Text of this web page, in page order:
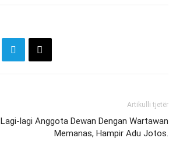
Artikulli tjetër
Lagi-lagi Anggota Dewan Dengan Wartawan
Memanas, Hampir Adu Jotos.